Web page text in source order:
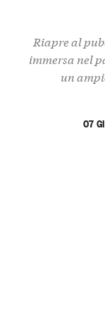
Riapre al
immersa nel
un
07